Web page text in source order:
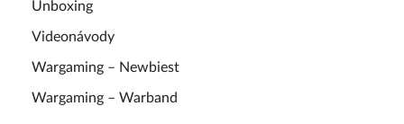
Unboxing
Videonávody
Wargaming – Newbiest
Wargaming – Warband